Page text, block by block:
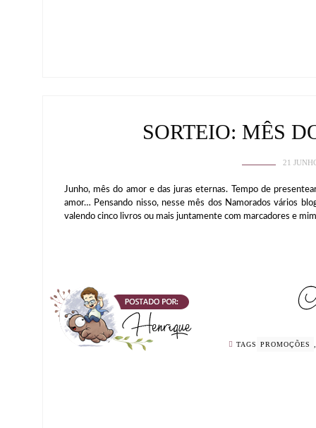
SORTEIO: MÊS
21
Junho, mês do amor e das juras eternas. Tempo de
amor… Pensando nisso, nesse mês dos Namorados vários
valendo cinco livros ou mais juntamente com marcadores e
TAGS PROMOÇÕES